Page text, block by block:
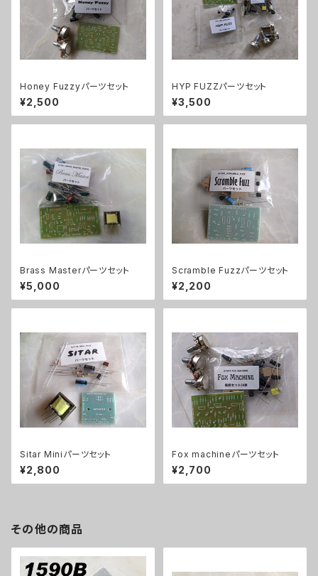
Honey Fuzzyパーツセット
¥2,500
HYP FUZZパーツセット
¥3,500
Brass Masterパーツセット
¥5,000
Scramble Fuzzパーツセット
¥2,200
Sitar Miniパーツセット
¥2,800
Fox machineパーツセット
¥2,700
その他の商品